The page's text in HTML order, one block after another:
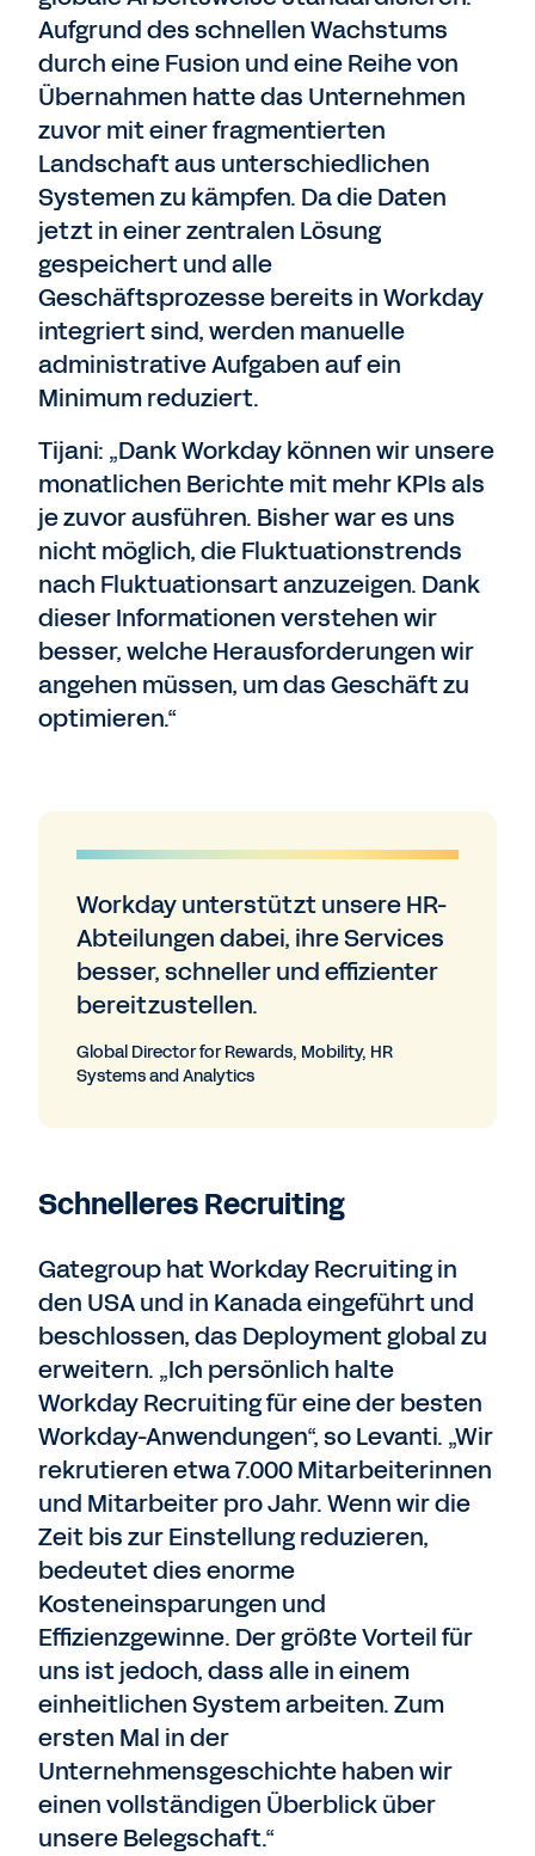
Aufgrund des schnellen Wachstums
durch eine Fusion und eine Reihe von
Übernahmen hatte das Unternehmen
zuvor mit einer fragmentierten
Landschaft aus unterschiedlichen
Systemen zu kämpfen. Da die Daten
jetzt in einer zentralen Lösung
gespeichert und alle
Geschäftsprozesse bereits in Workday
integriert sind, werden manuelle
administrative Aufgaben auf ein
Minimum reduziert.
Tijani: „Dank Workday können wir unsere
monatlichen Berichte mit mehr KPIs als
je zuvor ausführen. Bisher war es uns
nicht möglich, die Fluktuationstrends
nach Fluktuationsart anzuzeigen. Dank
dieser Informationen verstehen wir
besser, welche Herausforderungen wir
angehen müssen, um das Geschäft zu
optimieren.“
Workday unterstützt unsere HR-
Abteilungen dabei, ihre Services
besser, schneller und effizienter
bereitzustellen.
Global Director for Rewards, Mobility, HR
Systems and Analytics
Schnelleres Recruiting
Gategroup hat Workday Recruiting in
den USA und in Kanada eingeführt und
beschlossen, das Deployment global zu
erweitern. „Ich persönlich halte
Workday Recruiting für eine der besten
Workday-Anwendungen“, so Levanti. „Wir
rekrutieren etwa 7.000 Mitarbeiterinnen
und Mitarbeiter pro Jahr. Wenn wir die
Zeit bis zur Einstellung reduzieren,
bedeutet dies enorme
Kosteneinsparungen und
Effizienzgewinne. Der größte Vorteil für
uns ist jedoch, dass alle in einem
einheitlichen System arbeiten. Zum
ersten Mal in der
Unternehmensgeschichte haben wir
einen vollständigen Überblick über
unsere Belegschaft.“